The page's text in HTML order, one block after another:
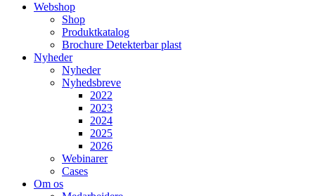
Webshop
Shop
Produktkatalog
Brochure Detekterbar plast
Nyheder
Nyheder
Nyhedsbreve
2022
2023
2024
2025
2026
Webinarer
Cases
Om os